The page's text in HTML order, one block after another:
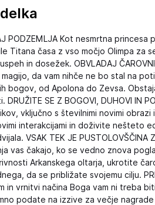
PODZEMLJA Kot nesmrtna
Titana časa z vso močjo Olimpa za
in dosežek. OBVLADAJ
da vam nihče ne bo stal na
bogov, od Apolona do Zevsa.
DRUŽITE SE Z BOGOVI, DUHOVI IN
vključno s številnimi novimi
interakcijami in doživite nešteto
VSAK TEK JE
vas čakajo, ko se vedno znova
Arkanskega oltarja, ukrotite
da se približate svojemu cilju.
in vrnitvi načina Boga vam ni treba
podate na izzive za večje